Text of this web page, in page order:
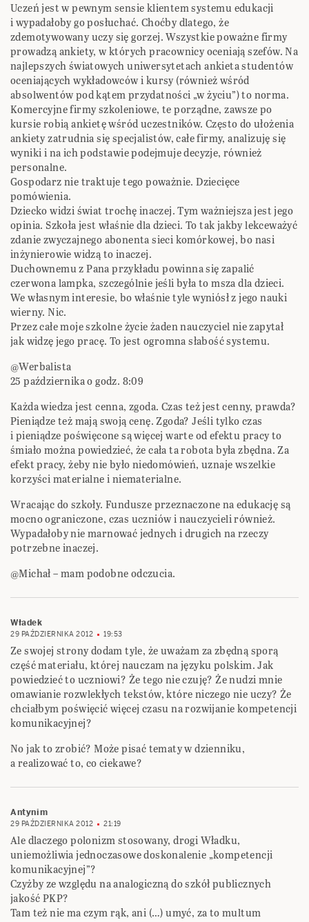
Uczeń jest w pewnym sensie klientem systemu edukacji
i wypadałoby go posłuchać. Choćby dlatego, że
zdemotywowany uczy się gorzej. Wszystkie poważne firmy
prowadzą ankiety, w których pracownicy oceniają szefów. Na
najlepszych światowych uniwersytetach ankieta studentów
oceniających wykładowców i kursy (również wśród
absolwentów pod kątem przydatności „w życiu”) to norma.
Komercyjne firmy szkoleniowe, te porządne, zawsze po
kursie robią ankietę wśród uczestników. Często do ułożenia
ankiety zatrudnia się specjalistów, całe firmy, analizuję się
wyniki i na ich podstawie podejmuje decyzje, również
personalne.
Gospodarz nie traktuje tego poważnie. Dziecięce
pomówienia.
Dziecko widzi świat trochę inaczej. Tym ważniejsza jest jego
opinia. Szkoła jest właśnie dla dzieci. To tak jakby lekceważyć
zdanie zwyczajnego abonenta sieci komórkowej, bo nasi
inżynierowie widzą to inaczej.
Duchownemu z Pana przykładu powinna się zapalić
czerwona lampka, szczególnie jeśli była to msza dla dzieci.
We własnym interesie, bo właśnie tyle wyniósł z jego nauki
wierny. Nic.
Przez całe moje szkolne życie żaden nauczyciel nie zapytał
jak widzę jego pracę. To jest ogromna słabość systemu.
@Werbalista
25 października o godz. 8:09
Każda wiedza jest cenna, zgoda. Czas też jest cenny, prawda?
Pieniądze też mają swoją cenę. Zgoda? Jeśli tylko czas
i pieniądze poświęcone są więcej warte od efektu pracy to
śmiało można powiedzieć, że cała ta robota była zbędna. Za
efekt pracy, żeby nie było niedomówień, uznaje wszelkie
korzyści materialne i niematerialne.
Wracając do szkoły. Fundusze przeznaczone na edukację są
mocno ograniczone, czas uczniów i nauczycieli również.
Wypadałoby nie marnować jednych i drugich na rzeczy
potrzebne inaczej.
@Michał – mam podobne odczucia.
Władek
29 PAŹDZIERNIKA 2012 19:53
Ze swojej strony dodam tyle, że uważam za zbędną sporą
część materiału, której nauczam na języku polskim. Jak
powiedzieć to uczniowi? Że tego nie czuję? Że nudzi mnie
omawianie rozwlekłych tekstów, które niczego nie uczy? Że
chciałbym poświęcić więcej czasu na rozwijanie kompetencji
komunikacyjnej?
No jak to zrobić? Może pisać tematy w dzienniku,
a realizować to, co ciekawe?
Antynim
29 PAŹDZIERNIKA 2012 21:19
Ale dlaczego polonizm stosowany, drogi Władku,
uniemożliwia jednoczasowe doskonalenie „kompetencji
komunikacyjnej”?
Czyżby ze względu na analogiczną do szkół publicznych
jakość PKP?
Tam też nie ma czym rąk, ani (…) umyć, za to multum